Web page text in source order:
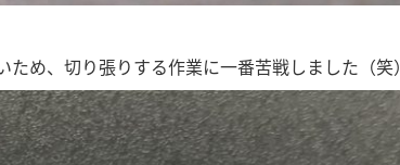
め、切り張りする作業に一番苦戦しました（笑）